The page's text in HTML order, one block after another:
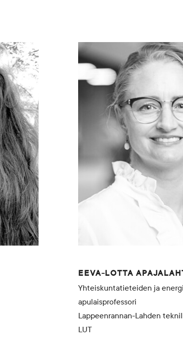
EEVA-LOTTA
Yhteiskuntatieteiden ja
apulaisprofessori
Lappeenrannan-Lahden
LUT